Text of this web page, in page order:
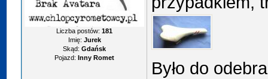
Liczba postów:181
Imię: Jurek
Skąd: Gdańsk
Pojazd: Inny Romet
Było do